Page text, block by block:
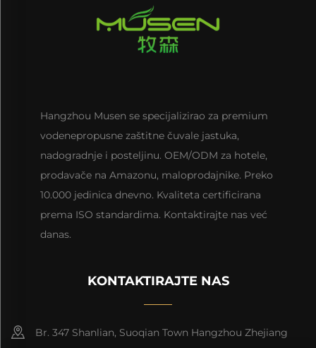
Hangzhou Musen se specijalizirao za premium
vodenepropusne zaštitne čuvale jastuka,
nadogradnje i posteljinu. OEM/ODM za hotele,
prodavače na Amazonu, maloprodajnike. Preko
10.000 jedinica dnevno. Kvaliteta certificirana
prema ISO standardima. Kontaktirajte nas već
danas.
KONTAKTIRAJTE NAS
Br. 347 Shanlian, Suoqian Town Hangzhou Zhejiang